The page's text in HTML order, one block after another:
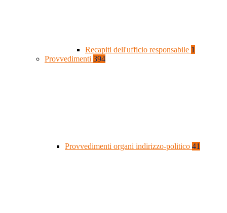
Recapiti dell'ufficio responsabile 1
Provvedimenti 394
Provvedimenti organi indirizzo-politico 41